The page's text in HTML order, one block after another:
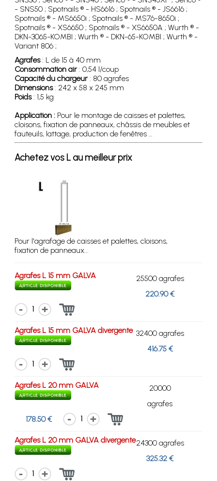
- SNS50 ; Spotnails ® - HS6616 ; Spotnails ® - JS6616 ;
Spotnails ® - MS6650i ; Spotnails ® - MS76-8650i ;
Spotnails ® - XS6650 ; Spotnails ® - XS6650A ; Wurth ® -
DKN-3065-KOMBI ; Wurth ® - DKN-65-KOMBI ; Wurth ® -
Variant 806 ;
Agrafes: L de 15 à 40 mm
Consommation air: 0,54 l/coup
Capacité du chargeur: 80 agrafes
Dimensions: 242 x 58 x 245 mm
Poids: 1,5 kg
Application : Pour le montage de caisses et palettes,
cloisons, fixation de panneaux, châssis de meubles et
fauteuils, lattage, production de fenêtres …
Achetez vos L au meilleur prix
Pour l'agrafage de caisses et palettes, cloisons,
fixation de panneaux...
Agrafes L 15 mm GALVA
25500 agrafes
220.90 €
1
Agrafes L 15 mm GALVA divergente 32400 agrafes
416.75 €
1
Agrafes L 20 mm GALVA
20000
agrafes
178.50 €
1
Agrafes L 20 mm GALVA divergente24300 agrafes
325.32 €
1